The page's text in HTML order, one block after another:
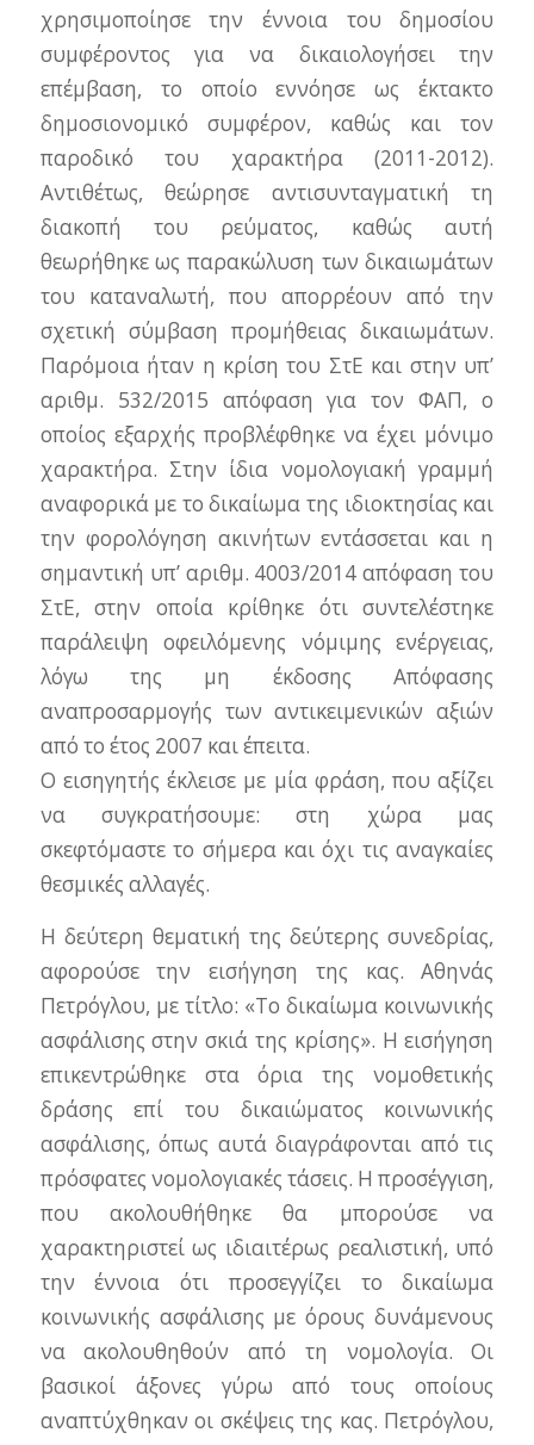
χρησιμοποίησε την έννοια του δημοσίου
συμφέροντος για να δικαιολογήσει την
επέμβαση, το οποίο εννόησε ως έκτακτο
δημοσιονομικό συμφέρον, καθώς και τον
παροδικό του χαρακτήρα (2011-2012).
Αντιθέτως, θεώρησε αντισυνταγματική τη
διακοπή του ρεύματος, καθώς αυτή
θεωρήθηκε ως παρακώλυση των δικαιωμάτων
του καταναλωτή, που απορρέουν από την
σχετική σύμβαση προμήθειας δικαιωμάτων.
Παρόμοια ήταν η κρίση του ΣτΕ και στην υπ’
αριθμ. 532/2015 απόφαση για τον ΦΑΠ, ο
οποίος εξαρχής προβλέφθηκε να έχει μόνιμο
χαρακτήρα. Στην ίδια νομολογιακή γραμμή
αναφορικά με το δικαίωμα της ιδιοκτησίας και
την φορολόγηση ακινήτων εντάσσεται και η
σημαντική υπ’ αριθμ. 4003/2014 απόφαση του
ΣτΕ, στην οποία κρίθηκε ότι συντελέστηκε
παράλειψη οφειλόμενης νόμιμης ενέργειας,
λόγω της μη έκδοσης Απόφασης
αναπροσαρμογής των αντικειμενικών αξιών
από το έτος 2007 και έπειτα.
Ο εισηγητής έκλεισε με μία φράση, που αξίζει
να συγκρατήσουμε: στη χώρα μας
σκεφτόμαστε το σήμερα και όχι τις αναγκαίες
θεσμικές αλλαγές.
Η δεύτερη θεματική της δεύτερης συνεδρίας,
αφορούσε την εισήγηση της κας. Αθηνάς
Πετρόγλου, με τίτλο: «Το δικαίωμα κοινωνικής
ασφάλισης στην σκιά της κρίσης». Η εισήγηση
επικεντρώθηκε στα όρια της νομοθετικής
δράσης επί του δικαιώματος κοινωνικής
ασφάλισης, όπως αυτά διαγράφονται από τις
πρόσφατες νομολογιακές τάσεις. Η προσέγγιση,
που ακολουθήθηκε θα μπορούσε να
χαρακτηριστεί ως ιδιαιτέρως ρεαλιστική, υπό
την έννοια ότι προσεγγίζει το δικαίωμα
κοινωνικής ασφάλισης με όρους δυνάμενους
να ακολουθηθούν από τη νομολογία. Οι
βασικοί άξονες γύρω από τους οποίους
αναπτύχθηκαν οι σκέψεις της κας. Πετρόγλου,